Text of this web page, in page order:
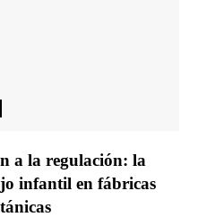
a la regulación: la
infantil en fábricas